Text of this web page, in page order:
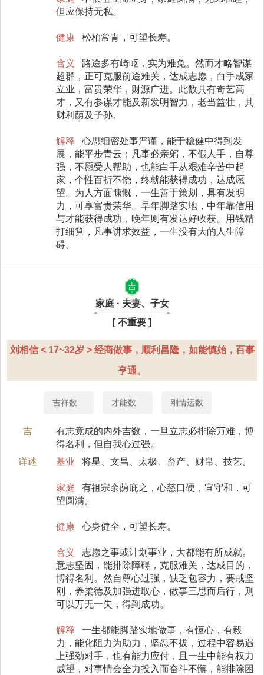
但应保持无私。
健康 松柏常青，可望长寿。
含义
路途多有崎岖，实为难免。然而才略智谋
超群，正可克服前途难关，达成志愿，白手成家
立业，富贵荣华，财源广进。此数具有奇艺高
才，又有参谋才能及新发明智力，老当益壮，其
财利荫及子孙。
解释
心思细密处事严谨，能于稳健中得到发
展，能平步青云；凡事必亲躬，不假人手，自尊
强，不愿受人帮助，也能白手从艰难辛苦中起
家，个性百折不饶，终就能获得成功，达成愿
望。为人方面慷慨，一生善于策划，具有发明
力，可享富贵荣华。早年脚踏实地，中年靠信用
与才能获得成功，晚年则有发达好收获。用钱精
打细算，凡事讲求效益，一生没有大的人生障
碍。
吉
家庭 · 夫妻、子女
[ 不重要 ]
刘相信 < 17~32岁 > 经商做事，顺利昌隆，如能慎始，百事
亨通。
吉祥数 才能数 刚情运数
吉
有志竟成的内外吉数，一旦立志必排除万难，博
得名利，但自我心过强。
详述
基业 将星、文昌、太极、畜产、财帛、技艺。
家庭
有祖宗余荫庇之，心慈口硬，宜守和，可
望圆满。
健康 心身健全，可望长寿。
含义
志愿之事或计划事业，大都能有所成就。
意志坚固，能排除障碍，克服难关，达成目的，
博得名利。然自尊心过强，缺乏包容力，要戒坚
刚，养柔德及加强进取心，做事三思而后行，则
可以万无一失，得到成功。
解释
一生都能脚踏实地做事，有恆心，有毅
力，能化阻力为助力，坚忍不拔，过程中容易遇
上强劲对手，也有能力应付，且一生中能有权力
威望，对事情会全力投入而奋斗不懈，能排除困